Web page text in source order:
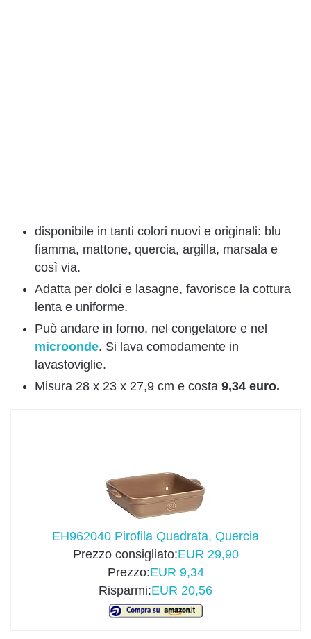
disponibile in tanti colori nuovi e originali: blu
fiamma, mattone, quercia, argilla, marsala e
così via.
Adatta per dolci e lasagne, favorisce la cottura
lenta e uniforme.
Può andare in forno, nel congelatore e nel
microonde. Si lava comodamente in
lavastoviglie.
Misura 28 x 23 x 27,9 cm e costa 9,34 euro.
EH962040 Pirofila Quadrata, Quercia
Prezzo consigliato:EUR 29,90
Prezzo:EUR 9,34
Risparmi:EUR 20,56